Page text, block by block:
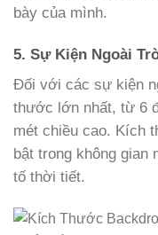
bày của mình.
5. Sự Kiện Ngoài
Đối với các sự kiện
thước lớn nhất, từ 6
mét chiều cao. Kích
bật trong không gian
tố thời tiết.